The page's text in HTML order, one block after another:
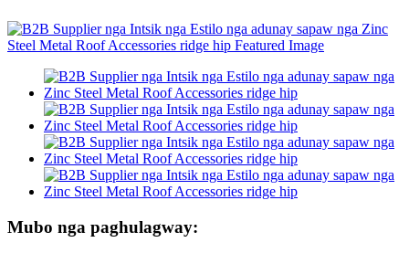
Mubo nga paghulagway: